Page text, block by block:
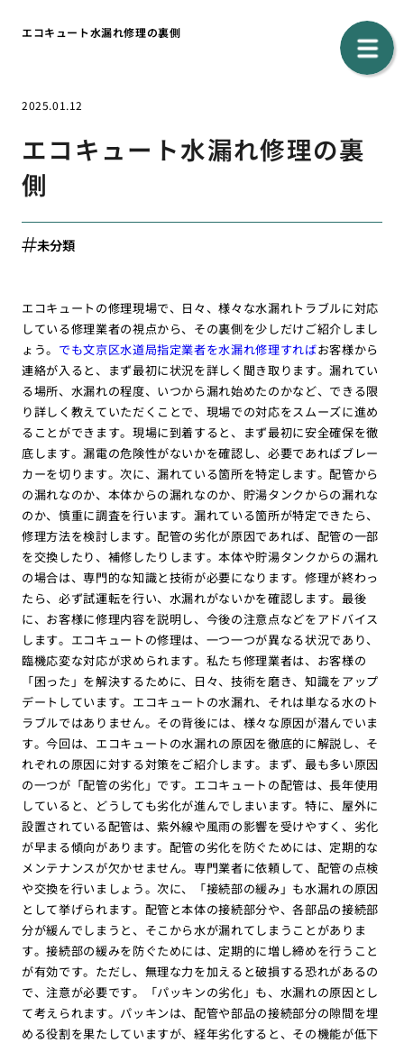
エコキュート水漏れ修理の裏側
2025.01.12
エコキュート水漏れ修理の裏
側
未分類
エコキュートの修理現場で、日々、様々な水漏れトラブルに対応
している修理業者の視点から、その裏側を少しだけご紹介しまし
ょう。 でも文京区水道局指定業者を水漏れ修理すればお客様から
連絡が入ると、まず最初に状況を詳しく聞き取ります。漏れてい
る場所、水漏れの程度、いつから漏れ始めたのかなど、できる限
り詳しく教えていただくことで、現場での対応をスムーズに進め
ることができます。現場に到着すると、まず最初に安全確保を徹
底します。漏電の危険性がないかを確認し、必要であればブレー
カーを切ります。次に、漏れている箇所を特定します。配管から
の漏れなのか、本体からの漏れなのか、貯湯タンクからの漏れな
のか、慎重に調査を行います。漏れている箇所が特定できたら、
修理方法を検討します。配管の劣化が原因であれば、配管の一部
を交換したり、補修したりします。本体や貯湯タンクからの漏れ
の場合は、専門的な知識と技術が必要になります。修理が終わっ
たら、必ず試運転を行い、水漏れがないかを確認します。最後
に、お客様に修理内容を説明し、今後の注意点などをアドバイス
します。エコキュートの修理は、一つ一つが異なる状況であり、
臨機応変な対応が求められます。私たち修理業者は、お客様の
「困った」を解決するために、日々、技術を磨き、知識をアップ
デートしています。エコキュートの水漏れ、それは単なる水のト
ラブルではありません。その背後には、様々な原因が潜んでいま
す。今回は、エコキュートの水漏れの原因を徹底的に解説し、そ
れぞれの原因に対する対策をご紹介します。まず、最も多い原因
の一つが「配管の劣化」です。エコキュートの配管は、長年使用
していると、どうしても劣化が進んでしまいます。特に、屋外に
設置されている配管は、紫外線や風雨の影響を受けやすく、劣化
が早まる傾向があります。配管の劣化を防ぐためには、定期的な
メンテナンスが欠かせません。専門業者に依頼して、配管の点検
や交換を行いましょう。次に、「接続部の緩み」も水漏れの原因
として挙げられます。配管と本体の接続部分や、各部品の接続部
分が緩んでしまうと、そこから水が漏れてしまうことがありま
す。接続部の緩みを防ぐためには、定期的に増し締めを行うこと
が有効です。ただし、無理な力を加えると破損する恐れがあるの
で、注意が必要です。「パッキンの劣化」も、水漏れの原因とし
て考えられます。パッキンは、配管や部品の接続部分の隙間を埋
める役割を果たしていますが、経年劣化すると、その機能が低下